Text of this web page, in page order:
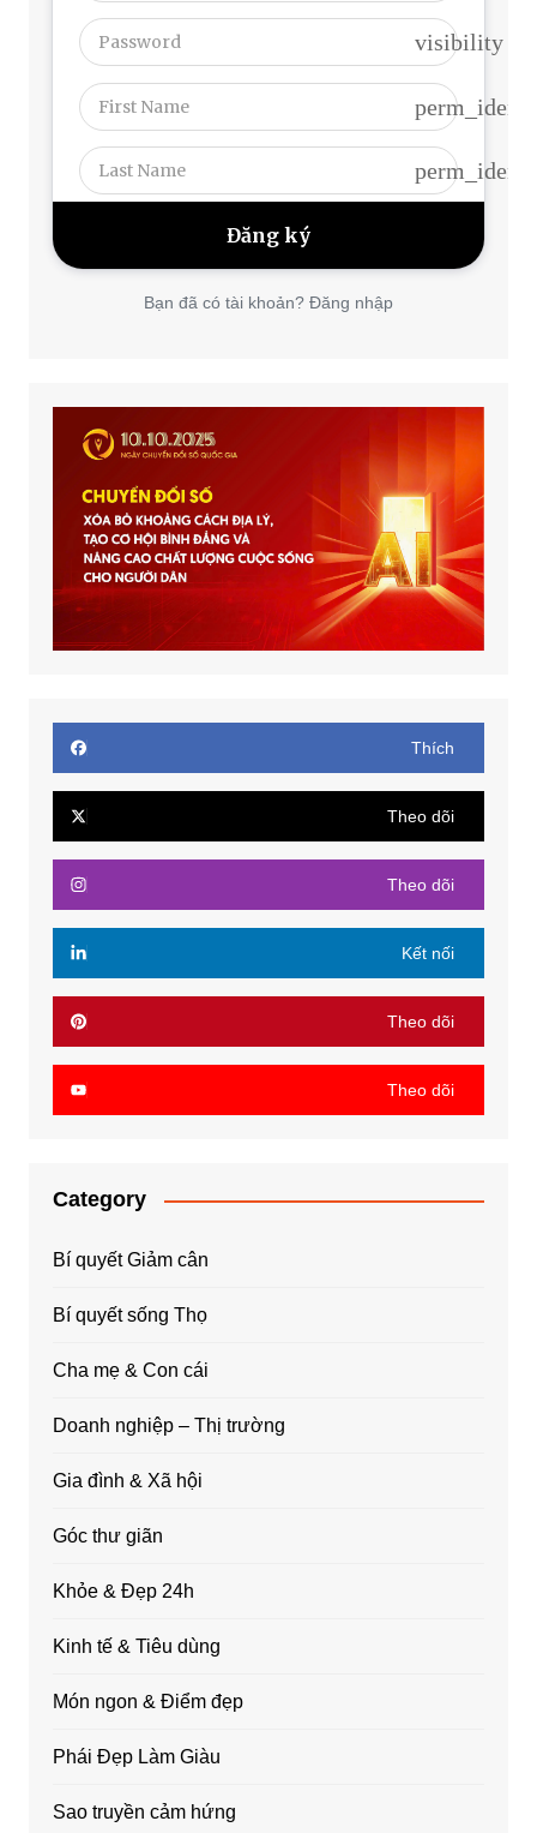
visibility
Bạn đã có tài khoản? Đăng nhập
Thích
Theo dõi
Theo dõi
Kết nối
Theo dõi
Theo dõi
Category
Bí quyết Giảm cân
Bí quyết sống Thọ
Cha mẹ & Con cái
Doanh nghiệp – Thị trường
Gia đình & Xã hội
Góc thư giãn
Khỏe & Đẹp 24h
Kinh tế & Tiêu dùng
Món ngon & Điểm đẹp
Phái Đẹp Làm Giàu
Sao truyền cảm hứng